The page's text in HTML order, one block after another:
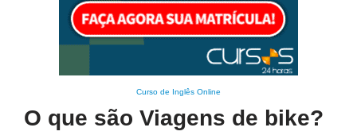
Curso de Inglês Online
O que são Viagens de bike?